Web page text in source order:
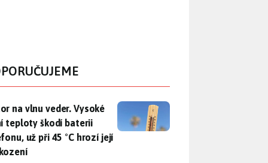
na vlnu veder. Vysoké letní teploty škodí baterii telefonu,
na vlnu veder. Vysoké
teploty škodí baterii
už při 45 °C hrozí její